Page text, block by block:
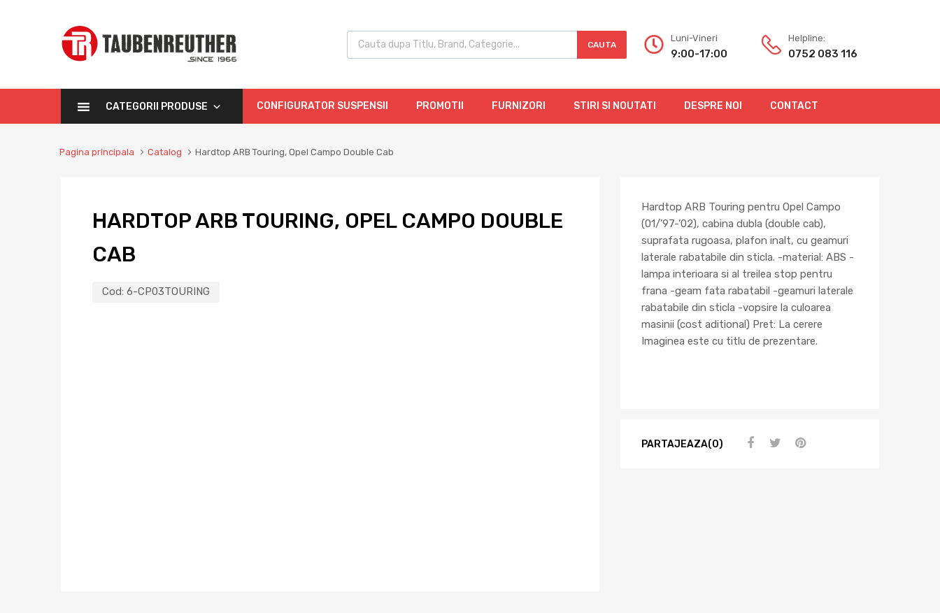
CAUTA
Luni-Vineri
9:00-17:00
Helpline:
0752 083 116
CATEGORII PRODUSE CONFIGURATOR SUSPENSII PROMOTII FURNIZORI STIRI SI NOUTATI DESPRE NOI CONTACT
Pagina principala Catalog Hardtop ARB Touring, Opel Campo Double Cab
HARDTOP ARB TOURING, OPEL CAMPO DOUBLE
CAB
Cod: 6-CP03TOURING
Hardtop ARB Touring pentru Opel Campo
(01/’97-’02), cabina dubla (double cab),
suprafata rugoasa, plafon inalt, cu geamuri
laterale rabatabile din sticla. -material: ABS -
lampa interioara si al treilea stop pentru
frana -geam fata rabatabil -geamuri laterale
rabatabile din sticla -vopsire la culoarea
masinii (cost aditional) Pret: La cerere
Imaginea este cu titlu de prezentare.
PARTAJEAZA(0)